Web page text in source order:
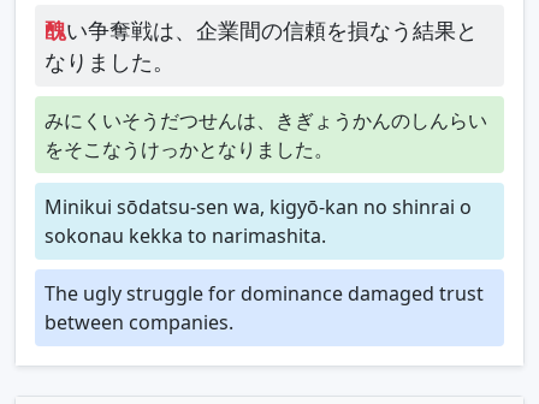
醜い争奪戦は、企業間の信頼を損なう結果と
なりました。
みにくいそうだつせんは、きぎょうかんのしんらい
をそこなうけっかとなりました。
Minikui sōdatsu-sen wa, kigyō-kan no shinrai o
sokonau kekka to narimashita.
The ugly struggle for dominance damaged trust
between companies.